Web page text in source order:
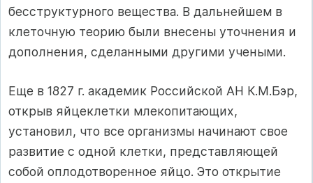
бесструктурного вещества. В дальнейшем в
клеточную теорию были внесены уточнения и
дополнения, сделанными другими учеными.
Еще в 1827 г. академик Российской АН К.М.Бэр,
открыв яйцеклетки млекопитающих,
установил, что все организмы начинают свое
развитие с одной клетки, представляющей
собой оплодотворенное яйцо. Это открытие